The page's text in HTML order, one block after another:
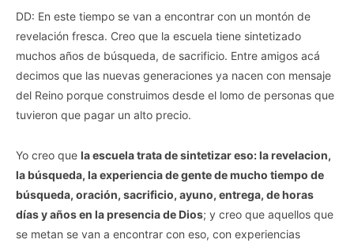
DD: En este tiempo se van a encontrar con un montón de
revelación fresca. Creo que la escuela tiene sintetizado
muchos años de búsqueda, de sacrificio. Entre amigos acá
decimos que las nuevas generaciones ya nacen con mensaje
del Reino porque construimos desde el lomo de personas que
tuvieron que pagar un alto precio.
Yo creo que la escuela trata de sintetizar eso: la revelacion,
la búsqueda, la experiencia de gente de mucho tiempo de
búsqueda, oración, sacrificio, ayuno, entrega, de horas
días y años en la presencia de Dios; y creo que aquellos que
se metan se van a encontrar con eso, con experiencias